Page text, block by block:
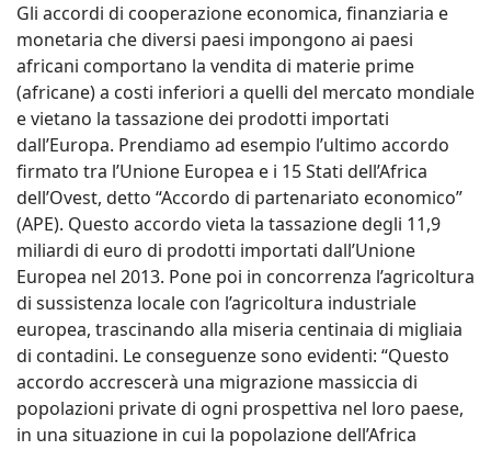
Gli accordi di cooperazione economica, finanziaria e
monetaria che diversi paesi impongono ai paesi
africani comportano la vendita di materie prime
(africane) a costi inferiori a quelli del mercato mondiale
e vietano la tassazione dei prodotti importati
dall’Europa. Prendiamo ad esempio l’ultimo accordo
firmato tra l’Unione Europea e i 15 Stati dell’Africa
dell’Ovest, detto “Accordo di partenariato economico”
(APE). Questo accordo vieta la tassazione degli 11,9
miliardi di euro di prodotti importati dall’Unione
Europea nel 2013. Pone poi in concorrenza l’agricoltura
di sussistenza locale con l’agricoltura industriale
europea, trascinando alla miseria centinaia di migliaia
di contadini. Le conseguenze sono evidenti: “Questo
accordo accrescerà una migrazione massiccia di
popolazioni private di ogni prospettiva nel loro paese,
in una situazione in cui la popolazione dell’Africa